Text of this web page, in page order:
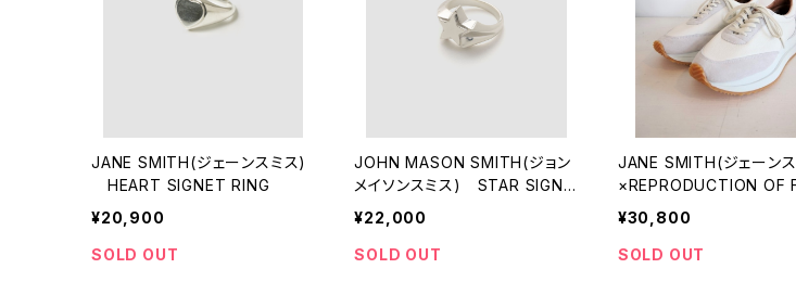
JANE SMITH(ジェーンスミス)
HEART SIGNET RING
¥20,900
SOLD OUT
JOHN MASON SMITH(ジョン
メイソンスミス) STAR SIGNE
T RING
¥22,000
SOLD OUT
JANE SMITH(ジェーン
×REPRODUCTION OF
D CANADIAN
AINER
¥30,800
SOLD OUT